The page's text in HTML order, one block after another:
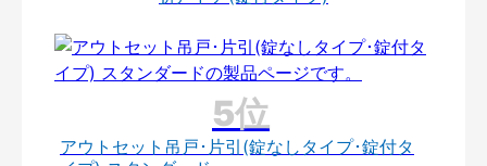
アウトセット吊戸･片引(錠なしタイプ･錠付タ